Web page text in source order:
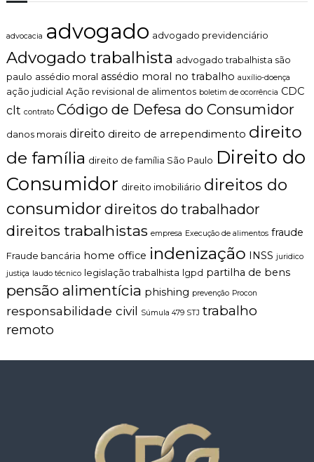
advocacia advogado advogado previdenciário
Advogado trabalhista advogado trabalhista são
paulo assédio moral assédio moral no trabalho auxílio-doença
ação judicial Ação revisional de alimentos boletim de ocorrência CDC
clt contrato Código de Defesa do Consumidor
danos morais direito direito de arrependimento direito
de família direito de família São Paulo Direito do
Consumidor direito imobiliário direitos do
consumidor direitos do trabalhador
direitos trabalhistas empresa Execução de alimentos fraude
Fraude bancária home office indenização INSS juridico
justiça
laudo técnico legislação trabalhista lgpd partilha de bens
pensão alimentícia phishing prevenção Procon
responsabilidade civil Súmula 479 STJ trabalho
remoto